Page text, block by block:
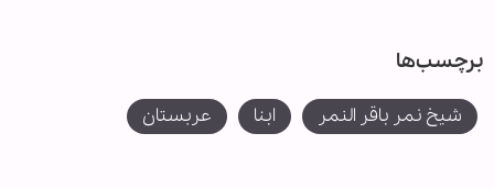
برچسب‌ها
شیخ نمر باقر النمر ابنا عربستان